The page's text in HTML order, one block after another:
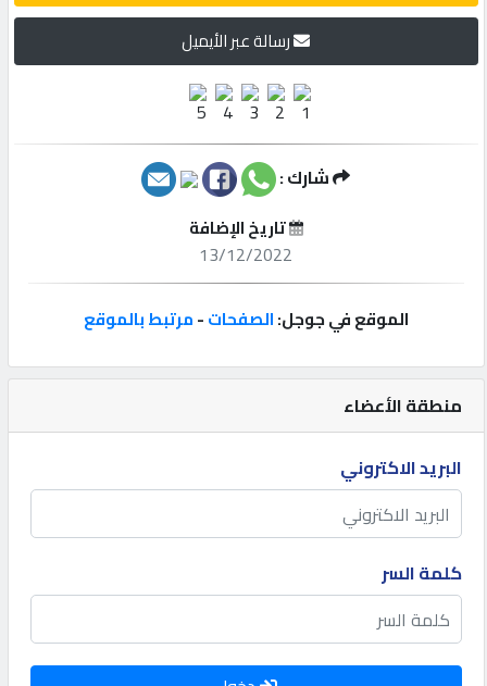
بنا
المنتدى
كيو
مزاد
كيو
نمبر
كيو
كارز
منطقة الأعضاء
البريد الاكتروني
كلمة السر
رسالة عبر الأيميل
شارك :
تاريخ الإضافة
13/12/2022
الموقع في جوجل:الصفحات-مرتبط بالموقع